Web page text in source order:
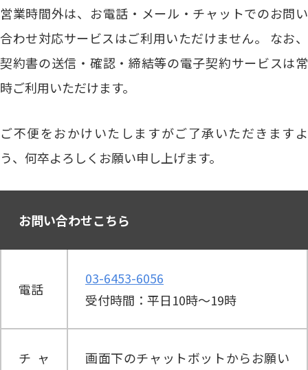
営業時間外は、お電話・メール・チャットでのお問い
合わせ対応サービスはご利用いただけません。 なお、
契約書の送信・確認・締結等の電子契約サービスは常
時ご利用いただけます。
ご不便をおかけいたしますがご了承いただきますよ
う、何卒よろしくお願い申し上げます。
お問い合わせこちら
電話
03-6453-6056
受付時間：平日10時～19時
チャ
画面下のチャットボットからお願い